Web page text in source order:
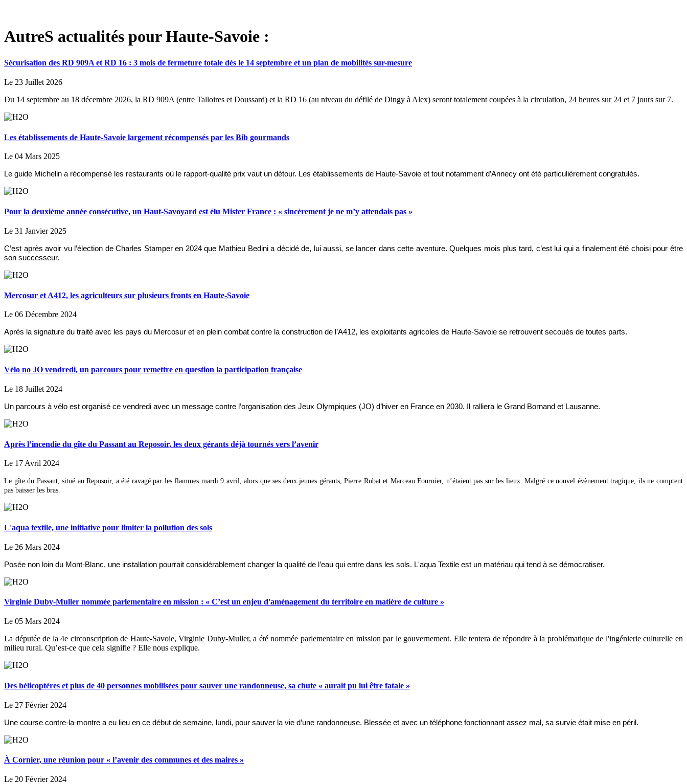
AutreS actualités pour Haute-Savoie :
Sécurisation des RD 909A et RD 16 : 3 mois de fermeture totale dès le 14 septembre et un plan de mobilités sur-mesure
Le 23 Juillet 2026
Du 14 septembre au 18 décembre 2026, la RD 909A (entre Talloires et Doussard) et la RD 16 (au niveau du défilé de Dingy à Alex) seront totalement coupées à la circulation, 24 heures sur 24 et 7 jours sur 7.
Les établissements de Haute-Savoie largement récompensés par les Bib gourmands
Le 04 Mars 2025
Le guide Michelin a récompensé les restaurants où le rapport-qualité prix vaut un détour. Les établissements de Haute-Savoie et tout notamment d’Annecy ont été particulièrement congratulés.
Pour la deuxième année consécutive, un Haut-Savoyard est élu Mister France : « sincèrement je ne m’y attendais pas »
Le 31 Janvier 2025
C’est après avoir vu l’élection de Charles Stamper en 2024 que Mathieu Bedini a décidé de, lui aussi, se lancer dans cette aventure. Quelques mois plus tard, c’est lui qui a finalement été choisi pour être
son successeur.
Mercosur et A412, les agriculteurs sur plusieurs fronts en Haute-Savoie
Le 06 Décembre 2024
Après la signature du traité avec les pays du Mercosur et en plein combat contre la construction de l’A412, les exploitants agricoles de Haute-Savoie se retrouvent secoués de toutes parts.
Vélo no JO vendredi, un parcours pour remettre en question la participation française
Le 18 Juillet 2024
Un parcours à vélo est organisé ce vendredi avec un message contre l’organisation des Jeux Olympiques (JO) d’hiver en France en 2030. Il ralliera le Grand Bornand et Lausanne.
Après l’incendie du gîte du Passant au Reposoir, les deux gérants déjà tournés vers l’avenir
Le 17 Avril 2024
Le gîte du Passant, situé au Reposoir, a été ravagé par les flammes mardi 9 avril, alors que ses deux jeunes gérants, Pierre Rubat et Marceau Fournier, n’étaient pas sur les lieux. Malgré ce nouvel évènement tragique, ils ne comptent
pas baisser les bras.
L'aqua textile, une initiative pour limiter la pollution des sols
Le 26 Mars 2024
Posée non loin du Mont-Blanc, une installation pourrait considérablement changer la qualité de l’eau qui entre dans les sols. L'aqua Textile est un matériau qui tend à se démocratiser.
Virginie Duby-Muller nommée parlementaire en mission : « C’est un enjeu d'aménagement du territoire en matière de culture »
Le 05 Mars 2024
La députée de la 4e circonscription de Haute-Savoie, Virginie Duby-Muller, a été nommée parlementaire en mission par le gouvernement. Elle tentera de répondre à la problématique de l'ingénierie culturelle en
milieu rural. Qu’est-ce que cela signifie ? Elle nous explique.
Des hélicoptères et plus de 40 personnes mobilisées pour sauver une randonneuse, sa chute « aurait pu lui être fatale »
Le 27 Février 2024
Une course contre-la-montre a eu lieu en ce début de semaine, lundi, pour sauver la vie d’une randonneuse. Blessée et avec un téléphone fonctionnant assez mal, sa survie était mise en péril.
À Cornier, une réunion pour « l’avenir des communes et des maires »
Le 20 Février 2024